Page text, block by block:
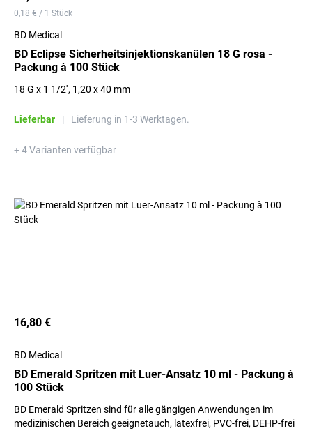
0,18 € / 1 Stück
BD Medical
BD Eclipse Sicherheitsinjektionskanülen 18 G rosa -
Packung à 100 Stück
18 G x 1 1/2'', 1,20 x 40 mm
Lieferbar | Lieferung in 1-3 Werktagen.
+ 4 Varianten verfügbar
16,80 €
BD Medical
BD Emerald Spritzen mit Luer-Ansatz 10 ml - Packung à
100 Stück
BD Emerald Spritzen sind für alle gängigen Anwendungen im
medizinischen Bereich geeignetauch, latexfrei, PVC-frei, DEHP-frei